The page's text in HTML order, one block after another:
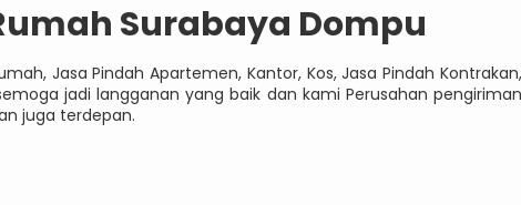
Surabaya Dompu
Jasa Pindah Apartemen, Kantor, Kos, Jasa Pindah Kontrakan,
jadi langganan yang baik dan kami Perusahan pengiriman
juga terdepan.